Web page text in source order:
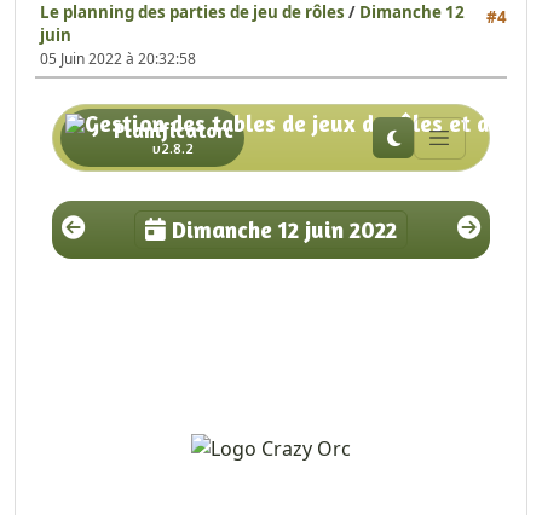
#4
Le planning des parties de jeu de rôles / Dimanche 12
juin
05 Juin 2022 à 20:32:58